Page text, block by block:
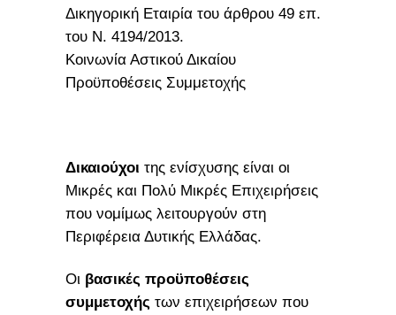
Δικηγορική Εταιρία του άρθρου 49 επ.
του Ν. 4194/2013.
Κοινωνία Αστικού Δικαίου
Προϋποθέσεις Συμμετοχής
Δικαιούχοι της ενίσχυσης είναι οι
Μικρές και Πολύ Μικρές Επιχειρήσεις
που νομίμως λειτουργούν στη
Περιφέρεια Δυτικής Ελλάδας.
Οι βασικές προϋποθέσεις
συμμετοχής των επιχειρήσεων που